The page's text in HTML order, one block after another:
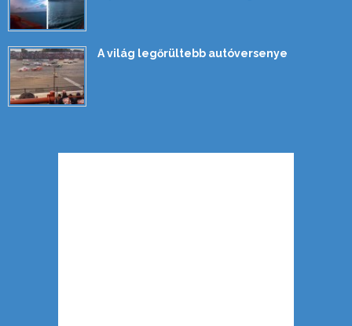
A világ legőrültebb autóversenye